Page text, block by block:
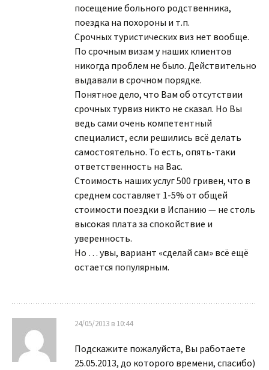
посещение больного родственника,
поездка на похороны и т.п.
Срочных туристических виз нет вообще.
По срочным визам у наших клиентов
никогда проблем не было. Действительно
выдавали в срочном порядке.
Понятное дело, что Вам об отсутствии
срочных турвиз никто не сказал. Но Вы
ведь сами очень компетентный
специалист, если решились всё делать
самостоятельно. То есть, опять-таки
ответственность на Вас.
Стоимость наших услуг 500 гривен, что в
среднем составляет 1-5% от общей
стоимости поездки в Испанию — не столь
высокая плата за спокойствие и
уверенность.
Но … увы, вариант «сделай сам» всё ещё
остается популярным.
24/05/2013 в 10:44
Подскажите пожалуйста, Вы работаете
25.05.2013, до которого времени, спасибо)